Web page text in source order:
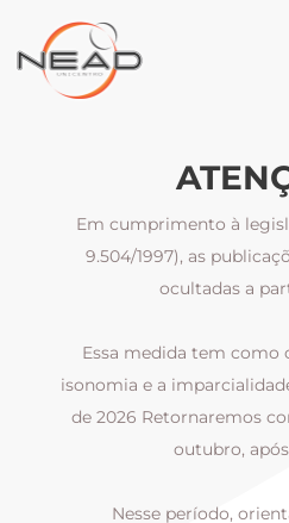
Em cumprimento à
9.504/1997), as
ocultadas a
Essa medida tem como
isonomia e a
de 2026 Retornaremos
outubro,
Nesse período,